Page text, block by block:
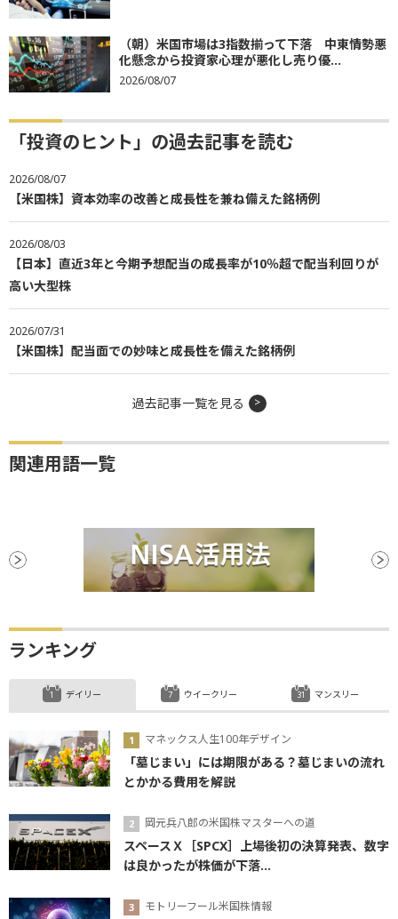
（朝）米国市場は3指数揃って下落 中東情勢悪
化懸念から投資家心理が悪化し売り優...
2026/08/07
「投資のヒント」の過去記事を読む
2026/08/07
【米国株】資本効率の改善と成長性を兼ね備えた銘柄例
2026/08/03
【日本】直近3年と今期予想配当の成長率が10％超で配当利回りが
高い大型株
2026/07/31
【米国株】配当面での妙味と成長性を備えた銘柄例
過去記事一覧を見る
関連用語一覧
ランキング
デイリー
マネックス人生100年デザイン
「墓じまい」には期限がある？墓じまいの流れ
とかかる費用を解説
岡元兵八郎の米国株マスターへの道
スペースＸ［SPCX］上場後初の決算発表、数字
は良かったが株価が下落...
モトリーフール米国株情報
ウイークリー マンスリー